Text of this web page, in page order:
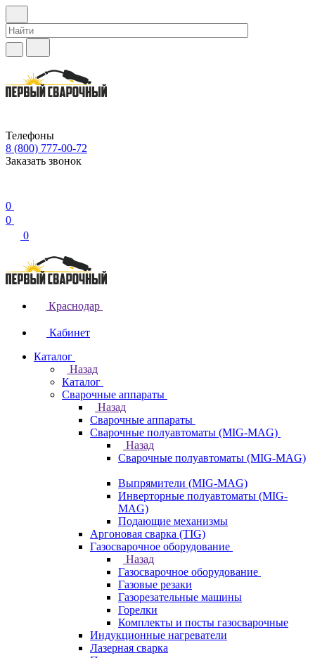
Телефоны
8 (800) 777-00-72
Заказать звонок
0
0
0
Краснодар
Кабинет
Каталог
Назад
Каталог
Сварочные аппараты
Назад
Сварочные аппараты
Сварочные полуавтоматы (MIG-MAG)
Назад
Сварочные полуавтоматы (MIG-MAG)
Выпрямители (MIG-MAG)
Инверторные полуавтоматы (MIG-
MAG)
Подающие механизмы
Аргоновая сварка (TIG)
Газосварочное оборудование
Назад
Газосварочное оборудование
Газовые резаки
Газорезательные машины
Горелки
Комплекты и посты газосварочные
Индукционные нагреватели
Лазерная сварка